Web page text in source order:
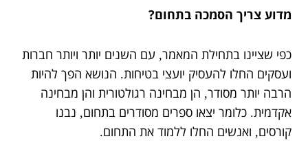
מדוע צריך הסמכה בתחום?
כפי שציינו בתחילת המאמר, עם השנים יותר ויותר חברות
ועסקים החלו להעסיק יועצי בטיחות. הנושא הפך להיות
הרבה יותר מסודר, הן מבחינה רגולטורית והן מבחינה
אקדמית. כלומר יצאו ספרים מסודרים בתחום, נבנו
קורסים, ואנשים החלו ללמוד את התחום.